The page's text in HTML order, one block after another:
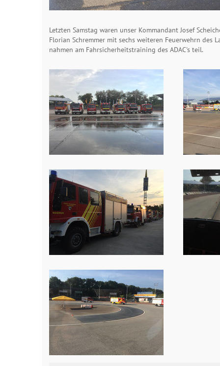
Letzten Samstag waren unser Kommandant Josef
Florian Schremmer mit sechs weiteren Feuerwehrn des
nahmen am Fahrsicherheitstraining des ADAC's teil.